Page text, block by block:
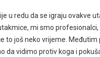
u redu da se igraju ovakve
mi smo
to još neko vrijeme.
da vidimo protiv koga i